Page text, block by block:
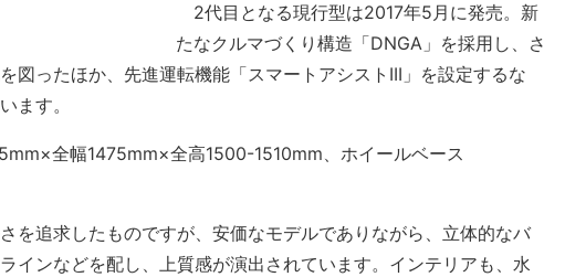
2代目となる現行型は2017年5月に発売。新
たなクルマづくり構造「DNGA」を採用し、さ
図ったほか、先進運転機能「スマートアシストIII」を設定するな
ます。
全幅1475mm×全高1500-1510mm、ホイールベース
を追求したものですが、安価なモデルでありながら、立体的なバ
インなどを配し、上質感が演出されています。インテリアも、水